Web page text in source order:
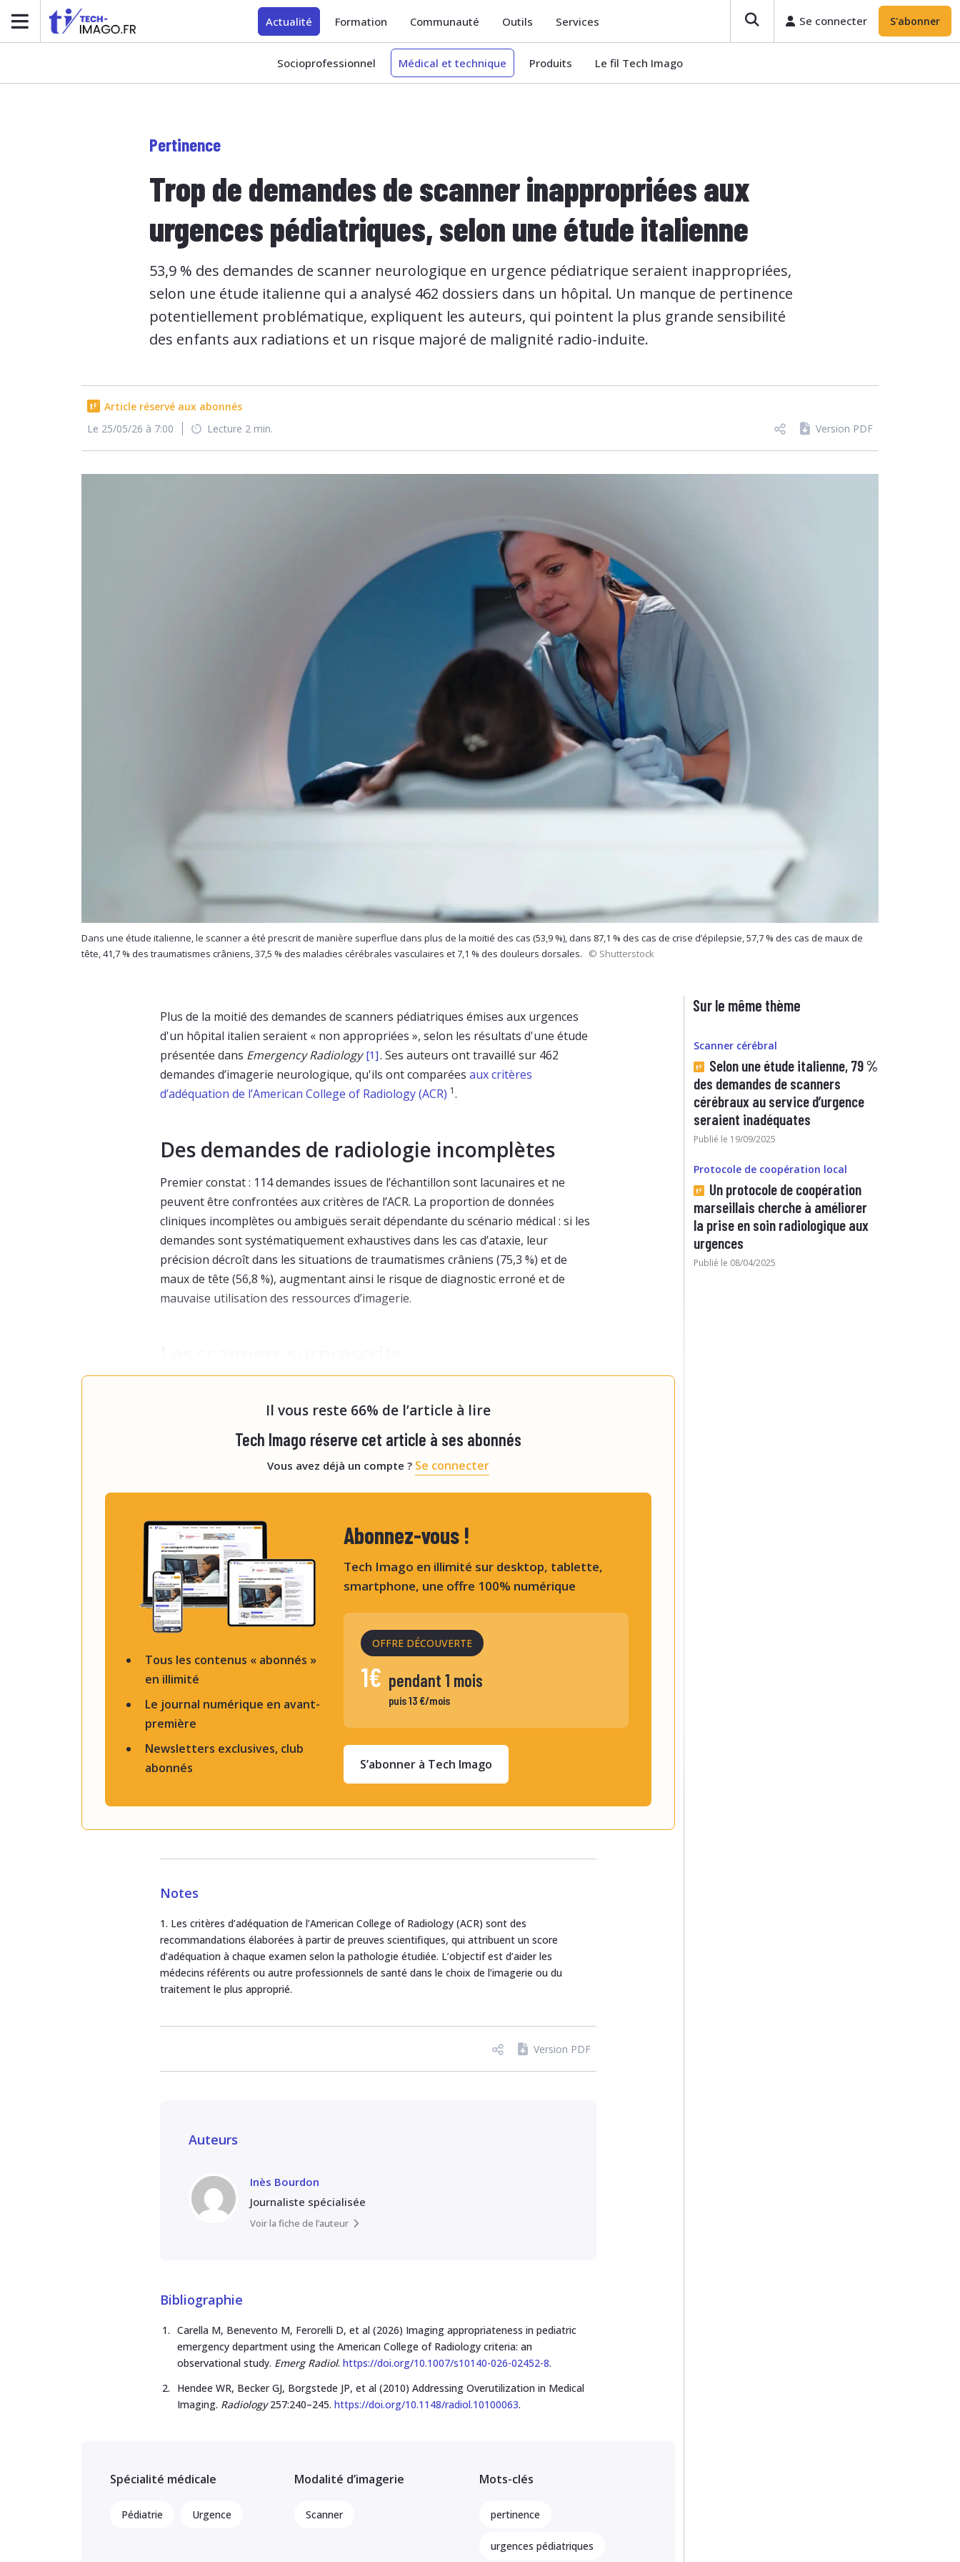
Actualité Formation Communauté Outils Services Se connecter S'abonner
Socioprofessionnel Médical et technique Produits Le fil Tech Imago
Pertinence
Trop de demandes de scanner inappropriées aux
urgences pédiatriques, selon une étude italienne
53,9 % des demandes de scanner neurologique en urgence pédiatrique seraient inappropriées,
selon une étude italienne qui a analysé 462 dossiers dans un hôpital. Un manque de pertinence
potentiellement problématique, expliquent les auteurs, qui pointent la plus grande sensibilité
des enfants aux radiations et un risque majoré de malignité radio-induite.
Article réservé aux abonnés
Le 25/05/26 à 7:00
Lecture 2 min. Version PDF
Dans une étude italienne, le scanner a été prescrit de manière superflue dans plus de la moitié des cas (53,9 %), dans 87,1 % des cas de crise d’épilepsie, 57,7 % des cas de maux de
tête, 41,7 % des traumatismes crâniens, 37,5 % des maladies cérébrales vasculaires et 7,1 % des douleurs dorsales.
© Shutterstock
Plus de la moitié des demandes de scanners pédiatriques émises aux urgences
d'un hôpital italien seraient « non appropriées », selon les résultats d'une étude
présentée dans Emergency Radiology [1]. Ses auteurs ont travaillé sur 462
demandes d’imagerie neurologique, qu'ils ont comparées aux critères
d’adéquation de l’American College of Radiology (ACR) 1.
Des demandes de radiologie incomplètes
Premier constat : 114 demandes issues de l’échantillon sont lacunaires et ne
peuvent être confrontées aux critères de l’ACR. La proportion de données
cliniques incomplètes ou ambiguës serait dépendante du scénario médical : si les
demandes sont systématiquement exhaustives dans les cas d’ataxie, leur
précision décroît dans les situations de traumatismes crâniens (75,3 %) et de
maux de tête (56,8 %), augmentant ainsi le risque de diagnostic erroné et de
mauvaise utilisation des ressources d’imagerie.
Il vous reste 66% de l’article à lire
Tech Imago réserve cet article à ses abonnés
Vous avez déjà un compte ? Se connecter
Tous les contenus « abonnés »
en illimité
Le journal numérique en avant-
première
Newsletters exclusives, club
abonnés
Abonnez-vous !
Tech Imago en illimité sur desktop, tablette,
smartphone, une offre 100% numérique
OFFRE DÉCOUVERTE
1€ pendant 1 mois
puis 13 €/mois
S’abonner à Tech Imago
Notes
1. Les critères d’adéquation de l’American College of Radiology (ACR) sont des
recommandations élaborées à partir de preuves scientifiques, qui attribuent un score
d’adéquation à chaque examen selon la pathologie étudiée. L’objectif est d’aider les
médecins référents ou autre professionnels de santé dans le choix de l’imagerie ou du
traitement le plus approprié.
Version PDF
Auteurs
Inès Bourdon
Journaliste spécialisée
Voir la fiche de l’auteur
Bibliographie
Carella M, Benevento M, Ferorelli D, et al (2026) Imaging appropriateness in pediatric
emergency department using the American College of Radiology criteria: an
observational study. Emerg Radiol. https://doi.org/10.1007/s10140-026-02452-8.
Hendee WR, Becker GJ, Borgstede JP, et al (2010) Addressing Overutilization in Medical
Imaging. Radiology257:240–245. https://doi.org/10.1148/radiol.10100063.
Spécialité médicale
Pédiatrie Urgence
Modalité d’imagerie
Scanner
Mots-clés
pertinence
urgences pédiatriques
Sur le même thème
Scanner cérébral
Selon une étude italienne, 79 %
des demandes de scanners
cérébraux au service d’urgence
seraient inadéquates
Publié le 19/09/2025
Protocole de coopération local
Un protocole de coopération
marseillais cherche à améliorer
la prise en soin radiologique aux
urgences
Publié le 08/04/2025